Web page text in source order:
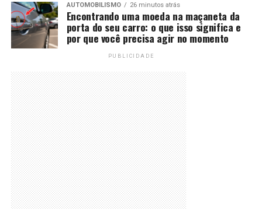
AUTOMOBILISMO 26 minutos atrás
Encontrando uma moeda na maçaneta da
porta do seu carro: o que isso significa e
por que você precisa agir no momento
PUBLICIDADE